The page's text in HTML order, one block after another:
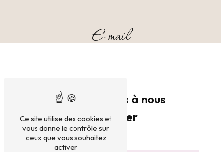
E-mail
N'hésitez pas à nous
contacter
Ce site utilise des cookies et
vous donne le contrôle sur
ceux que vous souhaitez
activer